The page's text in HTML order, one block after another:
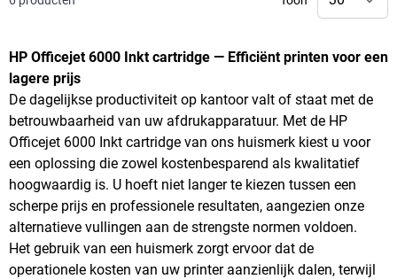
HP Officejet 6000 Inkt cartridge — Efficiënt printen voor een
lagere prijs
De dagelijkse productiviteit op kantoor valt of staat met de
betrouwbaarheid van uw afdrukapparatuur. Met de HP
Officejet 6000 Inkt cartridge van ons huismerk kiest u voor
een oplossing die zowel kostenbesparend als kwalitatief
hoogwaardig is. U hoeft niet langer te kiezen tussen een
scherpe prijs en professionele resultaten, aangezien onze
alternatieve vullingen aan de strengste normen voldoen.
Het gebruik van een huismerk zorgt ervoor dat de
operationele kosten van uw printer aanzienlijk dalen, terwijl